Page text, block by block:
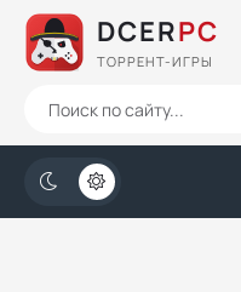
DCERPC
ТОРРЕНТ-ИГРЫ